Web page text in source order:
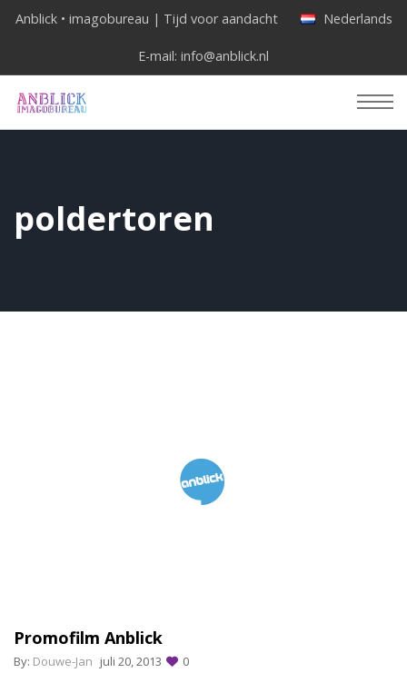
Anblick • imagobureau | Tijd voor aandacht Nederlands
E-mail: info@anblick.nl
poldertoren
Promofilm Anblick
By: Douwe-Jan juli 20, 2013 0